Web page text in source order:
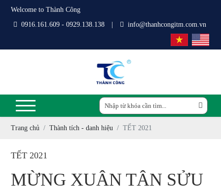
Welcome to Thành Công
0916.161.609 - 0929.138.138
info@thanhcongitm.com.vn
Trang chủ Thành tích - danh hiệu TẾT 2021
TẾT 2021
MỪNG XUÂN TÂN SỬU